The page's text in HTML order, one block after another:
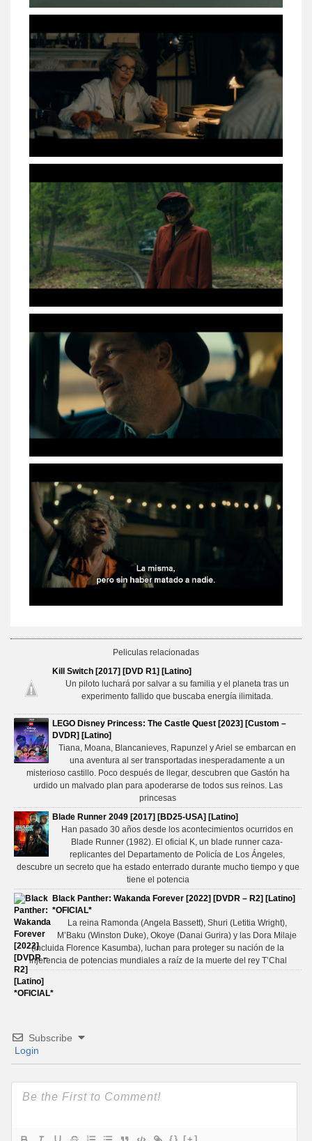
Peliculas relacionadas
Kill Switch [2017] [DVD R1] [Latino]
Un piloto luchará por salvar a su familia y el planeta tras un
experimento fallido que buscaba energía ilimitada.
LEGO Disney Princess: The Castle Quest [2023] [Custom –
DVDR] [Latino]
Tiana, Moana, Blancanieves, Rapunzel y Ariel se embarcan en
una aventura al ser transportadas inesperadamente a un
misterioso castillo. Poco después de llegar, descubren que Gastón ha
urdido un malvado plan para apoderarse de todos sus reinos. Las
princesas
Blade Runner 2049 [2017] [BD25-USA] [Latino]
Han pasado 30 años desde los acontecimientos ocurridos en
Blade Runner (1982). El oficial K, un blade runner caza-
replicantes del Departamento de Policía de Los Ángeles,
descubre un secreto que ha estado enterrado durante mucho tiempo y que
tiene el potencia
Black Panther: Wakanda Forever [2022] [DVDR – R2] [Latino]
*OFICIAL*
La reina Ramonda (Angela Bassett), Shuri (Letitia Wright),
M’Baku (Winston Duke), Okoye (Danai Gurira) y las Dora Milaje
(incluida Florence Kasumba), luchan para proteger su nación de la
injerencia de potencias mundiales a raíz de la muerte del rey T’Chal
Subscribe
Login